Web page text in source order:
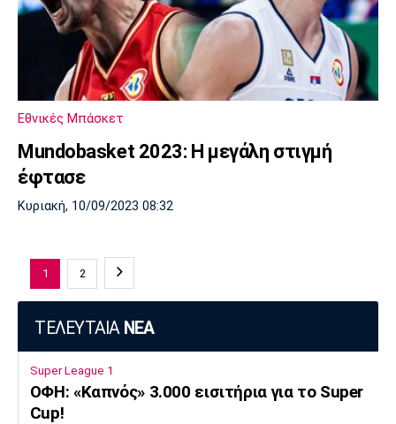
Εθνικές Μπάσκετ
Μundobasket 2023: Η μεγάλη στιγμή
έφτασε
Κυριακή, 10/09/2023 08:32
1 2
ΤΕΛΕΥΤΑΙΑ ΝΕΑ
Super League 1
ΟΦΗ: «Καπνός» 3.000 εισιτήρια για το Super
Cup!